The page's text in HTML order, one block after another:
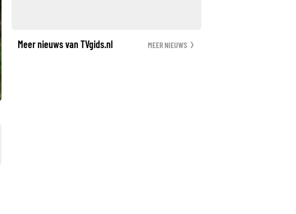
Meer nieuws van TVgids.nl MEER NIEUWS